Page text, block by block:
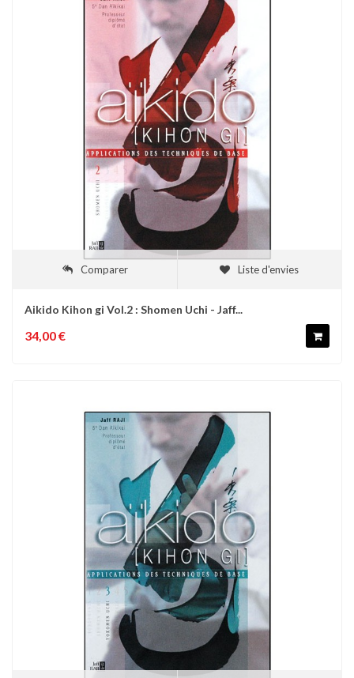
Comparer Liste d'envies
Aikido Kihon gi Vol.2 : Shomen Uchi - Jaff...
34,00 €